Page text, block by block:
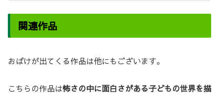
関連作品
おばけが出てくる作品は他にもございます。
こちらの作品は怖さの中に面白さがある子どもの世界を描